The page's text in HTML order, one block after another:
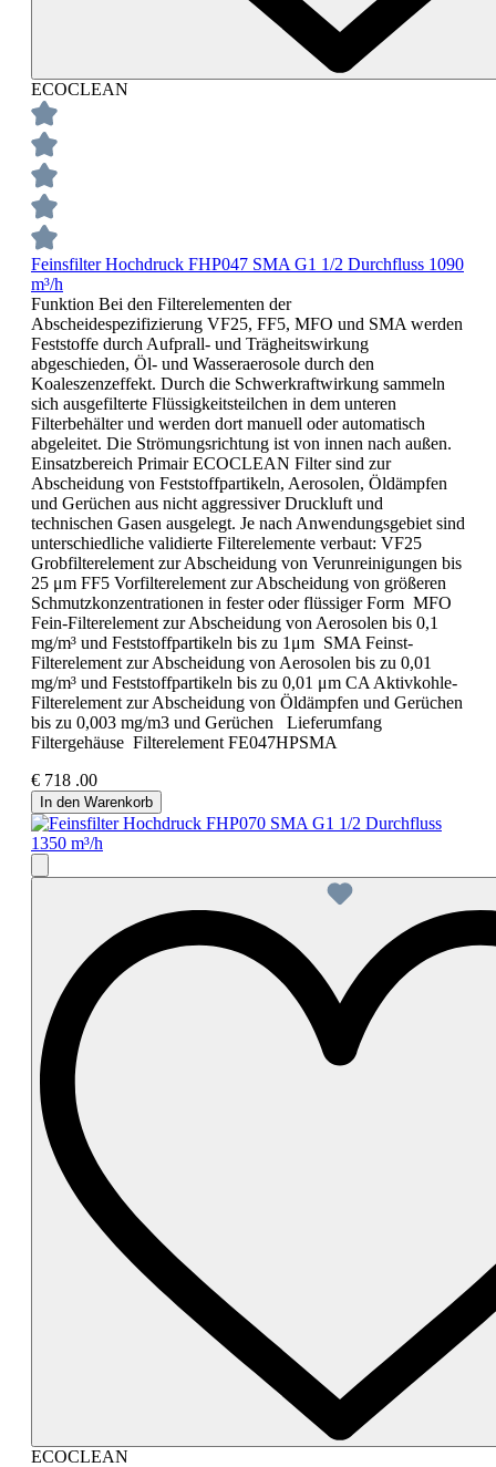
ECOCLEAN
Feinsfilter Hochdruck FHP047 SMA G1 1/2 Durchfluss 1090
m³/h
Funktion Bei den Filterelementen der
Abscheidespezifizierung VF25, FF5, MFO und SMA werden
Feststoffe durch Aufprall- und Trägheitswirkung
abgeschieden, Öl- und Wasseraerosole durch den
Koaleszenzeffekt. Durch die Schwerkraftwirkung sammeln
sich ausgefilterte Flüssigkeitsteilchen in dem unteren
Filterbehälter und werden dort manuell oder automatisch
abgeleitet. Die Strömungsrichtung ist von innen nach außen.
Einsatzbereich Primair ECOCLEAN Filter sind zur
Abscheidung von Feststoffpartikeln, Aerosolen, Öldämpfen
und Gerüchen aus nicht aggressiver Druckluft und
technischen Gasen ausgelegt. Je nach Anwendungsgebiet sind
unterschiedliche validierte Filterelemente verbaut: VF25
Grobfilterelement zur Abscheidung von Verunreinigungen bis
25 μm FF5 Vorfilterelement zur Abscheidung von größeren
Schmutzkonzentrationen in fester oder flüssiger Form MFO
Fein-Filterelement zur Abscheidung von Aerosolen bis 0,1
mg/m³ und Feststoffpartikeln bis zu 1μm SMA Feinst-
Filterelement zur Abscheidung von Aerosolen bis zu 0,01
mg/m³ und Feststoffpartikeln bis zu 0,01 μm CA Aktivkohle-
Filterelement zur Abscheidung von Öldämpfen und Gerüchen
bis zu 0,003 mg/m3 und Gerüchen Lieferumfang
Filtergehäuse Filterelement FE047HPSMA
€ 718 .00
In den Warenkorb
ECOCLEAN